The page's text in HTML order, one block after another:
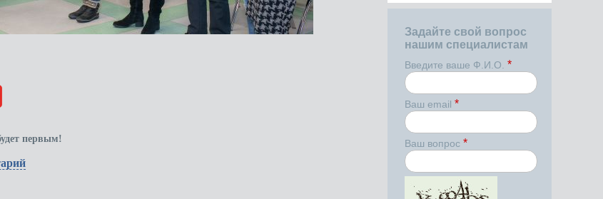
Задайте свой вопрос
нашим специалистам
Введите ваше Ф.И.О. *
Ваш email *
Ваш вопрос *
первым!